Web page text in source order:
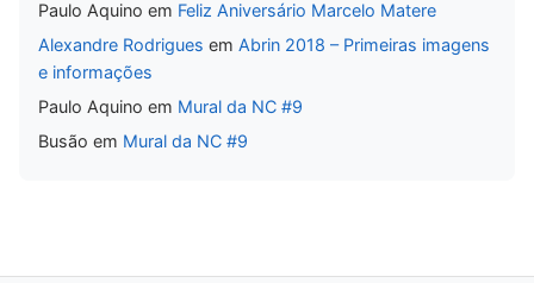
Paulo Aquino em Feliz Aniversário Marcelo Matere
Alexandre Rodrigues em Abrin 2018 – Primeiras imagens
e informações
Paulo Aquino em Mural da NC #9
Busão em Mural da NC #9